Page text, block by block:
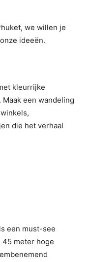
we willen je
ideeën.
kleurrijke
een wandeling
die het verhaal
een must-see
meter hoge